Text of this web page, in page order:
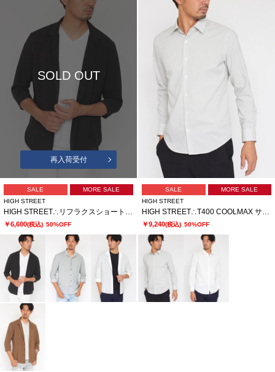
SOLD OUT
再入荷受付
SALE
MORE SALE
HIGH STREET
HIGH STREET∴リフラクスショートウイング７分袖シャツ
￥6,600(税込) 50%OFF
SALE
MORE SALE
HIGH STREET
HIGH STREET∴T400 COOLMAX サッカーシャツ
￥9,240(税込) 50%OFF